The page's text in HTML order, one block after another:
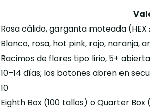
Rosa cálido, garganta moteada (HEX
Blanco, rosa, hot pink, rojo, naranja,
Racimos de flores tipo lirio, 5+
10–14 días; los botones abren en
10
Eighth Box (100 tallos) o Quarter Box